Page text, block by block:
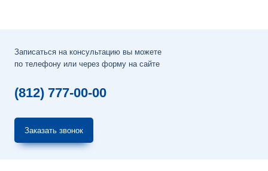
Записаться на консультацию вы можете
по телефону или через форму на сайте
(812) 777-00-00
Заказать звонок